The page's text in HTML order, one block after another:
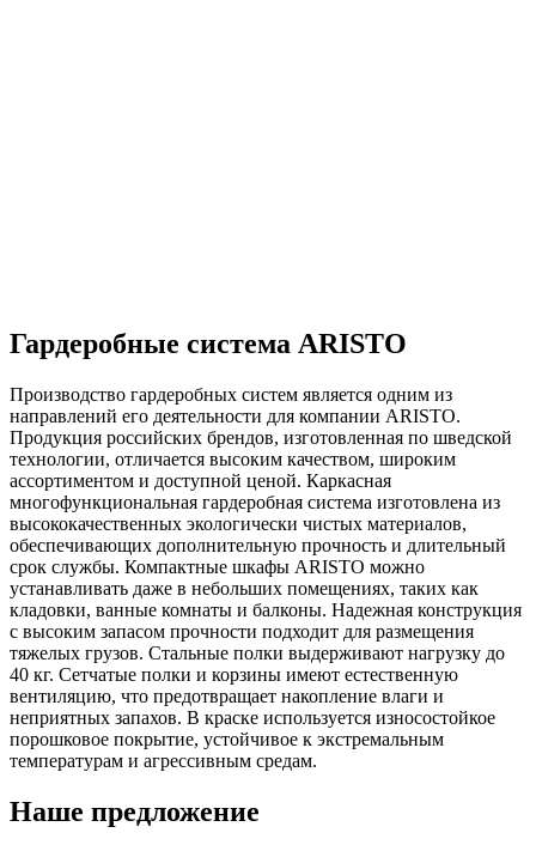
Гардеробные система ARISTO
Производство гардеробных систем является одним из
направлений его деятельности для компании ARISTO.
Продукция российских брендов, изготовленная по шведской
технологии, отличается высоким качеством, широким
ассортиментом и доступной ценой. Каркасная
многофункциональная гардеробная система изготовлена из
высококачественных экологически чистых материалов,
обеспечивающих дополнительную прочность и длительный
срок службы. Компактные шкафы ARISTO можно
устанавливать даже в небольших помещениях, таких как
кладовки, ванные комнаты и балконы. Надежная конструкция
с высоким запасом прочности подходит для размещения
тяжелых грузов. Стальные полки выдерживают нагрузку до
40 кг. Сетчатые полки и корзины имеют естественную
вентиляцию, что предотвращает накопление влаги и
неприятных запахов. В краске используется износостойкое
порошковое покрытие, устойчивое к экстремальным
температурам и агрессивным средам.
Наше предложение